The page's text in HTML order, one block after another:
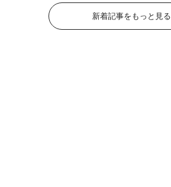
新着記事をもっと見る